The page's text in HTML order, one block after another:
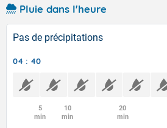
Pluie dans l'heure
Pas de précipitations
04 : 40
5
min
10
min
20
min